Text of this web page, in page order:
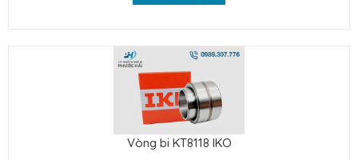
Vòng bi KT8118 IKO